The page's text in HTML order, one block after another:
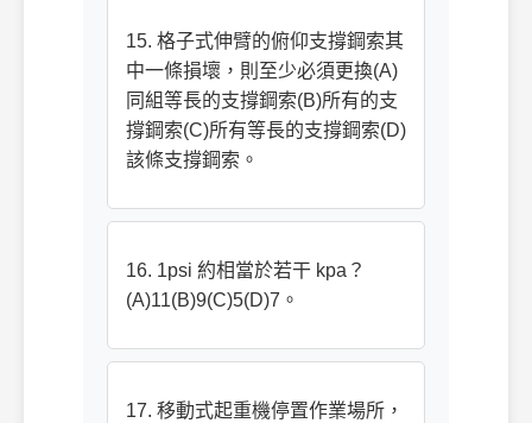
15. 格子式伸臂的俯仰支撐鋼索其
中一條損壞，則至少必須更換(A)
同組等長的支撐鋼索(B)所有的支
撐鋼索(C)所有等長的支撐鋼索(D)
該條支撐鋼索。
16. 1psi 約相當於若干 kpa？
(A)11(B)9(C)5(D)7。
17. 移動式起重機停置作業場所，